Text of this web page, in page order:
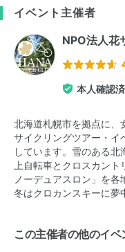
イベント主催者
NPO法人花
本人確認
北海道札幌市を拠点に、
サイクリングツアー・イ
しています。雪のある
上自転車とクロスカン
ノーデュアスロン」を各
冬はクロカンスキーに夢
この主催者の他のイベ